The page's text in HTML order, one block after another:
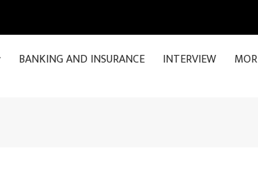
BANKING AND INSURANCE INTERVIEW